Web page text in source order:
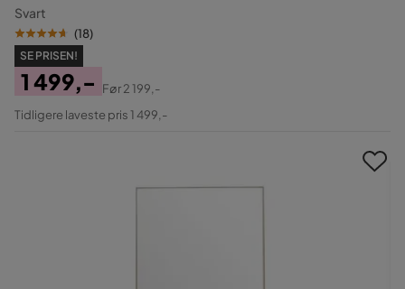
Svart
(18)
SE PRISEN!
Pris
1 499,-
Original
Før2 199,-
Tidligere laveste pris 1 499,-